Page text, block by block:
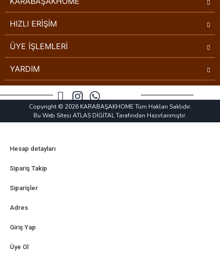
HIZLI ERİŞİM
ÜYE İŞLEMLERİ
YARDIM
Copyright © 2026 KARABAŞAKHOME Tüm Hakları Saklıdır.
Bu Web Sitesi ATLAS DİGİTAL Tarafından Hazırlanmıştır.
Hesap detayları
Sipariş Takip
Siparişler
Adres
Giriş Yap
Üye Ol